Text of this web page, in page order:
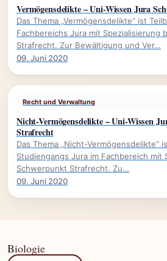
Vermögensdelikte – Uni-Wissen Jura
Das Thema „Vermögensdelikte“ ist
Fachbereichs Jura mit Spezialisierung
Strafrecht. Zur Bewältigung und Ver…
09. Juni 2020
Recht und Verwaltung
Nicht-Vermögensdelikte – Uni-Wissen
Strafrecht
Das Thema „Nicht-Vermögensdelikte“
Studiengangs Jura im Fachbereich mit
Schwerpunkt Strafrecht. Zu…
09. Juni 2020
Biologie